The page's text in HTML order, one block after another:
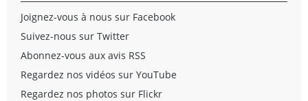
Joignez-vous à nous sur Facebook
Suivez-nous sur Twitter
Abonnez-vous aux avis RSS
Regardez nos vidéos sur YouTube
Regardez nos photos sur Flickr